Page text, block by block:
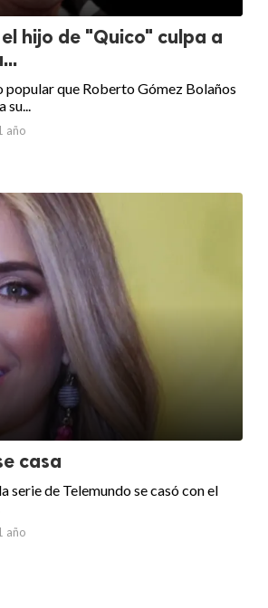
hijo de "Quico" culpa a
popular que Roberto Gómez Bolaños
su...
año
casa
serie de Telemundo se casó con el
año